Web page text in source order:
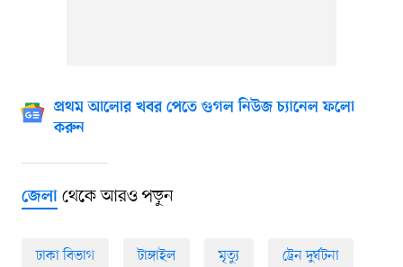
প্রথম আলোর খবর পেতে গুগল নিউজ চ্যানেল ফলো
করুন
জেলাথেকে আরও পড়ুন
ঢাকা বিভাগ টাঙ্গাইল মৃত্যু ট্রেন দুর্ঘটনা